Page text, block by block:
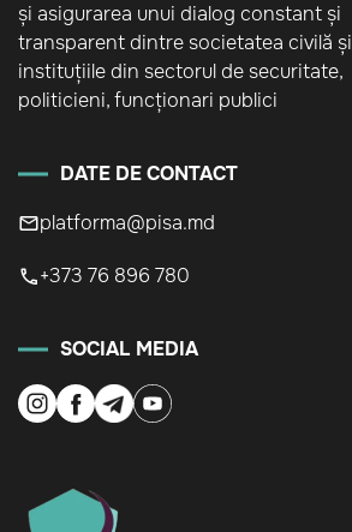
și asigurarea unui dialog constant și
transparent dintre societatea civilă și
instituțiile din sectorul de securitate,
politicieni, funcționari publici
DATE DE CONTACT
platforma@pisa.md
+373 76 896 780
SOCIAL MEDIA